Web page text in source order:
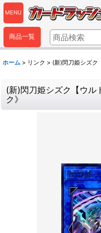
MENU
商品一覧
ホーム > リンク > (新)閃刀姫シズク
(新)閃刀姫シズク【ウ
ク》